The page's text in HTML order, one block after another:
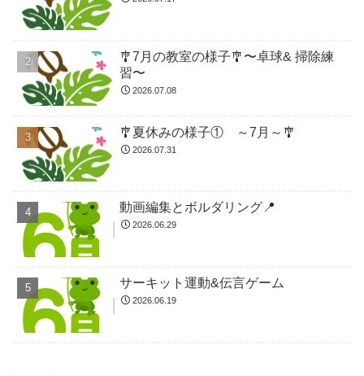
🎐7月の教室の様子🎐〜卓球& 掃除練
習〜
2026.07.08
🎐夏休みの様子① ～7月～🎐
2026.07.31
動画編集とボルダリング📍
2026.06.29
サーキット運動&伝言ゲーム
2026.06.19